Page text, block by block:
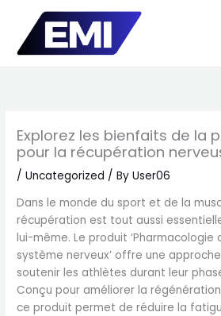
content
Explorez les bienfaits de la
pour la récupération
/Uncategorized / ByUser06
Dans le monde du sport et de la
récupération est tout aussi
lui-même. Le produit
système nerveux’ offre une
soutenir les athlètes durant leur
Conçu pour améliorer la
ce produit permet de réduire la